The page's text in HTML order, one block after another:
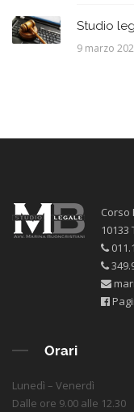
Studio
9 marzo
Corso
10133
Orari
Lunedì – Venerdì
Dalle ore 9.00 alle 12.30